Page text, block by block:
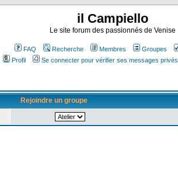
il Campiello
Le site forum des passionnés de Venise
FAQ Recherche Membres Groupes
Profil
Se connecter pour vérifier ses messages privés
Rejoindre un groupe